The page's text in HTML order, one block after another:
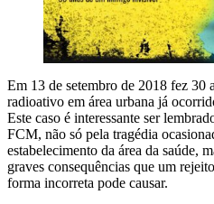
Em 13 de setembro de 2018 fez 30
radioativo em área urbana já
Este caso é interessante ser
FCM, não só pela tragédia
estabelecimento da área da saúde,
graves consequências que um
forma incorreta pode causar.